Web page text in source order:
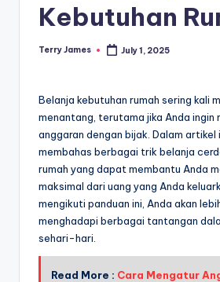
Kebutuhan
Posted
Terry James July 1, 2025
Belanja kebutuhan rumah sering kali
menantang, terutama jika Anda ingin
anggaran dengan bijak. Dalam artikel
membahas berbagai trik belanja
rumah yang dapat membantu Anda
maksimal dari uang yang Anda
mengikuti panduan ini, Anda akan
menghadapi berbagai tantangan
sehari-hari.
Read More : Cara Mengatur